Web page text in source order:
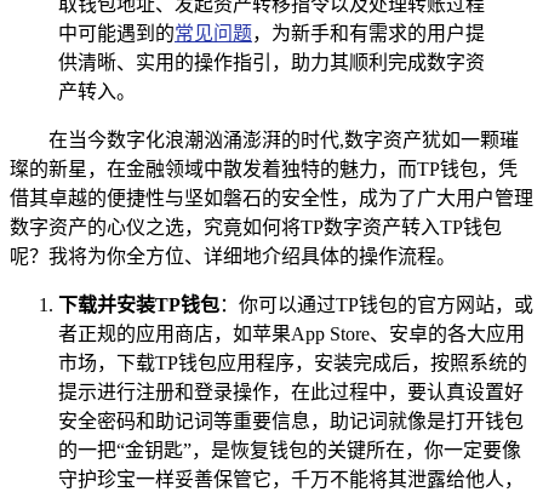
中可能遇到的常见问题，为新手和有需求的用户提
供清晰、实用的操作指引，助力其顺利完成数字资
产转入。
在当今数字化浪潮汹涌澎湃的时代,数字资产犹如一颗璀
璨的新星，在金融领域中散发着独特的魅力，而TP钱包，凭
借其卓越的便捷性与坚如磐石的安全性，成为了广大用户管理
数字资产的心仪之选，究竟如何将TP数字资产转入TP钱包
呢？我将为你全方位、详细地介绍具体的操作流程。
下载并安装TP钱包：你可以通过TP钱包的官方网站，或
者正规的应用商店，如苹果App Store、安卓的各大应用
市场，下载TP钱包应用程序，安装完成后，按照系统的
提示进行注册和登录操作，在此过程中，要认真设置好
安全密码和助记词等重要信息，助记词就像是打开钱包
的一把“金钥匙”，是恢复钱包的关键所在，你一定要像
守护珍宝一样妥善保管它，千万不能将其泄露给他人，